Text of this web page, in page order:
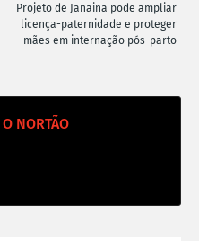
Projeto de Janaina pode ampliar
licença-paternidade e proteger
mães em internação pós-parto
O NORTÃO